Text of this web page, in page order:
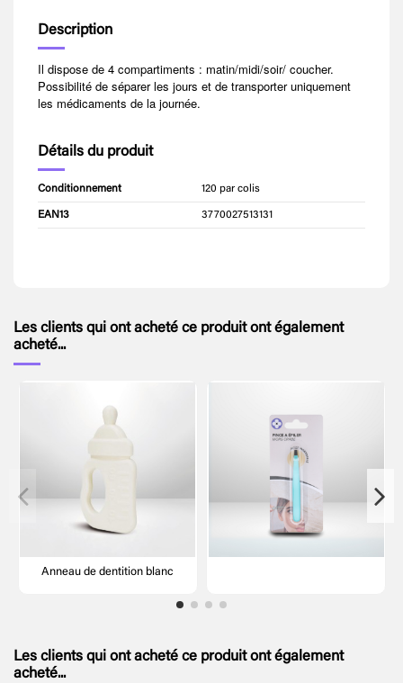
Description
Il dispose de 4 compartiments : matin/midi/soir/ coucher.
Possibilité de séparer les jours et de transporter uniquement
les médicaments de la journée.
Détails du produit
Conditionnement 120 par colis
EAN13 3770027513131
Les clients qui ont acheté ce produit ont également
acheté...
Anneau de dentition blanc
Les clients qui ont acheté ce produit ont également
acheté...